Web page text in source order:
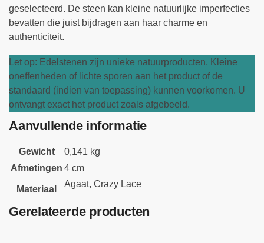
geselecteerd. De steen kan kleine natuurlijke imperfecties
bevatten die juist bijdragen aan haar charme en
authenticiteit.
Let op: Edelstenen zijn unieke natuurproducten. Kleine
oneffenheden of lichte sporen aan het product of de
standaard (indien van toepassing) kunnen voorkomen. U
ontvangt exact het product zoals afgebeeld.
Aanvullende informatie
Gewicht
0,141 kg
Afmetingen 4 cm
Materiaal
Agaat, Crazy Lace
Gerelateerde producten